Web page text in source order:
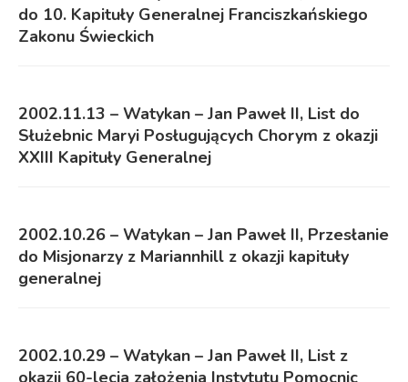
do 10. Kapituły Generalnej Franciszkańskiego
Zakonu Świeckich
2002.11.13 – Watykan – Jan Paweł II, List do
Służebnic Maryi Posługujących Chorym z okazji
XXIII Kapituły Generalnej
2002.10.26 – Watykan – Jan Paweł II, Przesłanie
do Misjonarzy z Mariannhill z okazji kapituły
generalnej
2002.10.29 – Watykan – Jan Paweł II, List z
okazji 60-lecia założenia Instytutu Pomocnic